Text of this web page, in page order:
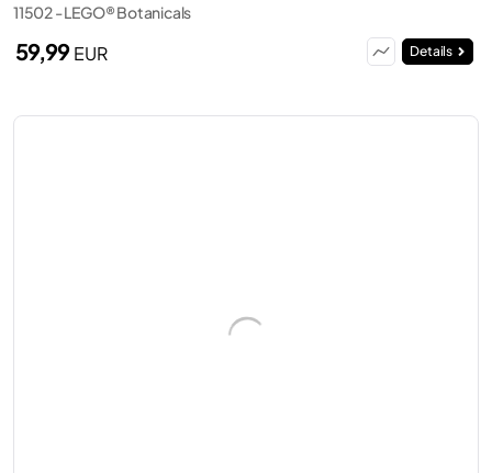
11502 - LEGO® Botanicals
59,99EUR Details